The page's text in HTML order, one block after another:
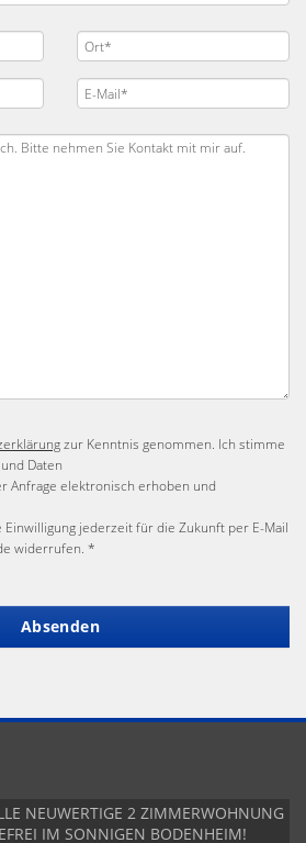
zur Kenntnis genommen. Ich stimme
Daten
Anfrage elektronisch erhoben und
Einwilligung jederzeit für die Zukunft per E-Mail
widerrufen. *
Absenden
NEUWERTIGE 2 ZIMMERWOHNUNG
IM SONNIGEN BODENHEIM!